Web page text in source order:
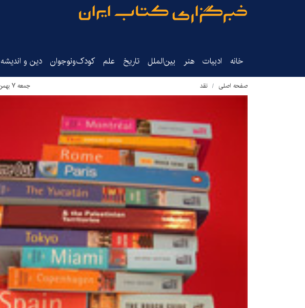
خانه ادبیات هنر بین‌الملل تاریخ‌ علم کودک‌ونوجوان دین و اندیشه
صفحه اصلی نقد جمعه ۷ بهمن ۱۳۹۰ - ۰۸:۰۰